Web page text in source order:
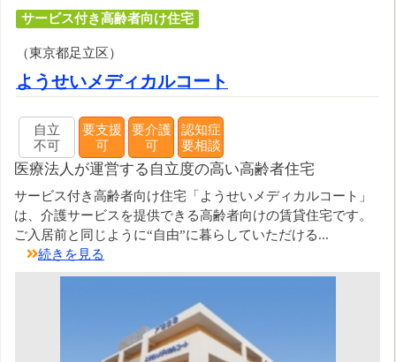
サービス付き高齢者向け住宅
（東京都足立区）
ようせいメディカルコート
自立
不可
要支援
可
要介護
可
認知症
要相談
医療法人が運営する自立度の高い高齢者住宅
サービス付き高齢者向け住宅「ようせいメディカルコート」
は、介護サービスを提供できる高齢者向けの賃貸住宅です。
ご入居前と同じように“自由”に暮らしていただける...
続きを見る